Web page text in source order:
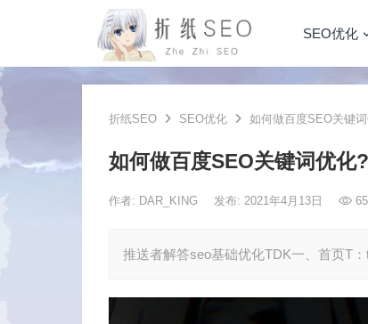
SEO优化
折纸SEO SEO优化 如何做百度SEO关键
如何做百度SEO关键词优化?
作者: DAR_KING 发布: 2021年4月13日
推送者解答seo基础优化TDK一、首页T